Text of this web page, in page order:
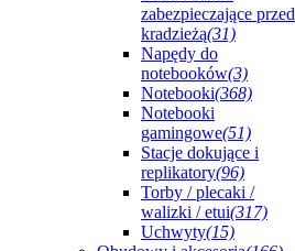
zabezpieczające przed
kradzieżą(31)
Napędy do
notebooków(3)
Notebooki(368)
Notebooki
gamingowe(51)
Stacje dokujące i
replikatory(96)
Torby / plecaki /
walizki / etui(317)
Uchwyty(15)